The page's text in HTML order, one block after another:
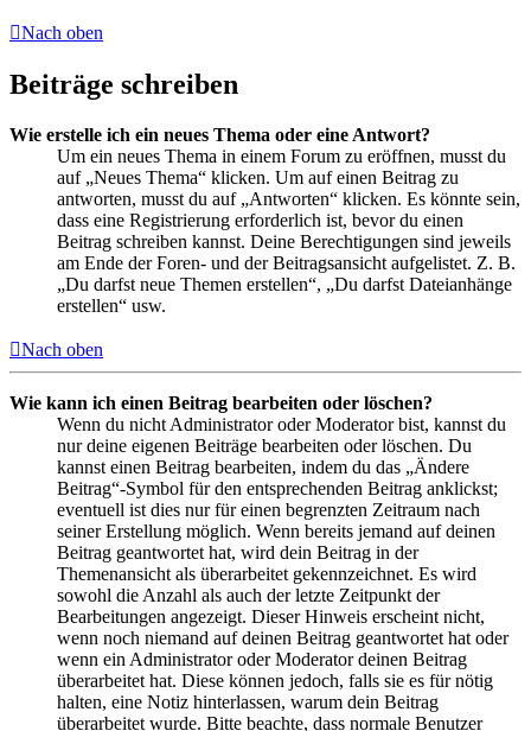
Nach oben
Beiträge schreiben
Wie erstelle ich ein neues Thema oder eine Antwort?
Um ein neues Thema in einem Forum zu eröffnen, musst du
auf „Neues Thema“ klicken. Um auf einen Beitrag zu
antworten, musst du auf „Antworten“ klicken. Es könnte sein,
dass eine Registrierung erforderlich ist, bevor du einen
Beitrag schreiben kannst. Deine Berechtigungen sind jeweils
am Ende der Foren- und der Beitragsansicht aufgelistet. Z. B.
„Du darfst neue Themen erstellen“, „Du darfst Dateianhänge
erstellen“ usw.
Nach oben
Wie kann ich einen Beitrag bearbeiten oder löschen?
Wenn du nicht Administrator oder Moderator bist, kannst du
nur deine eigenen Beiträge bearbeiten oder löschen. Du
kannst einen Beitrag bearbeiten, indem du das „Ändere
Beitrag“-Symbol für den entsprechenden Beitrag anklickst;
eventuell ist dies nur für einen begrenzten Zeitraum nach
seiner Erstellung möglich. Wenn bereits jemand auf deinen
Beitrag geantwortet hat, wird dein Beitrag in der
Themenansicht als überarbeitet gekennzeichnet. Es wird
sowohl die Anzahl als auch der letzte Zeitpunkt der
Bearbeitungen angezeigt. Dieser Hinweis erscheint nicht,
wenn noch niemand auf deinen Beitrag geantwortet hat oder
wenn ein Administrator oder Moderator deinen Beitrag
überarbeitet hat. Diese können jedoch, falls sie es für nötig
halten, eine Notiz hinterlassen, warum dein Beitrag
überarbeitet wurde. Bitte beachte, dass normale Benutzer